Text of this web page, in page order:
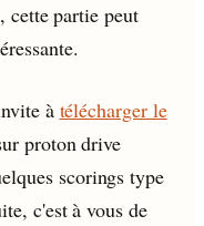
cette partie peut
à télécharger le
proton drive
scorings type
c'est à vous de